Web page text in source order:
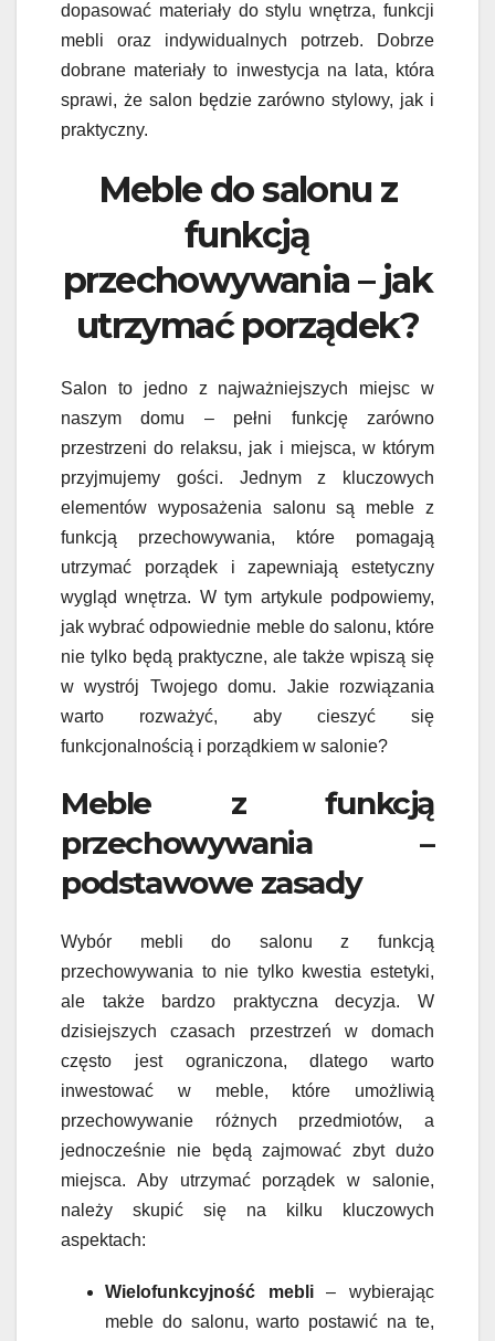
dopasować materiały do stylu wnętrza, funkcji
mebli oraz indywidualnych potrzeb. Dobrze
dobrane materiały to inwestycja na lata, która
sprawi, że salon będzie zarówno stylowy, jak i
praktyczny.
Meble do salonu z
funkcją
przechowywania – jak
utrzymać porządek?
Salon to jedno z najważniejszych miejsc w
naszym domu – pełni funkcję zarówno
przestrzeni do relaksu, jak i miejsca, w którym
przyjmujemy gości. Jednym z kluczowych
elementów wyposażenia salonu są meble z
funkcją przechowywania, które pomagają
utrzymać porządek i zapewniają estetyczny
wygląd wnętrza. W tym artykule podpowiemy,
jak wybrać odpowiednie meble do salonu, które
nie tylko będą praktyczne, ale także wpiszą się
w wystrój Twojego domu. Jakie rozwiązania
warto rozważyć, aby cieszyć się
funkcjonalnością i porządkiem w salonie?
Meble z funkcją
przechowywania –
podstawowe zasady
Wybór mebli do salonu z funkcją
przechowywania to nie tylko kwestia estetyki,
ale także bardzo praktyczna decyzja. W
dzisiejszych czasach przestrzeń w domach
często jest ograniczona, dlatego warto
inwestować w meble, które umożliwią
przechowywanie różnych przedmiotów, a
jednocześnie nie będą zajmować zbyt dużo
miejsca. Aby utrzymać porządek w salonie,
należy skupić się na kilku kluczowych
aspektach:
Wielofunkcyjność mebli– wybierając
meble do salonu, warto postawić na te,